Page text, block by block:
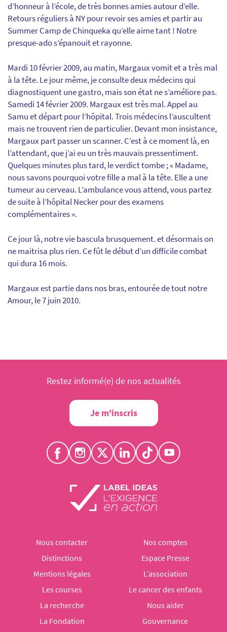
d’honneur à l’école, de très bonnes amies autour d’elle.
Retours réguliers à NY pour revoir ses amies et partir au
Summer Camp de Chinqueka qu’elle aime tant ! Notre
presque-ado s’épanouit et rayonne.
Mardi 10 février 2009, au matin, Margaux vomit et a très mal
à la tête. Le jour même, je consulte deux médecins qui
diagnostiquent une gastro, mais son état ne s’améliore pas.
Samedi 14 février 2009. Margaux est très mal. Appel au
Samu et départ pour l’hôpital. Trois médecins l’auscultent
mais ne trouvent rien de particulier. Devant mon insistance,
Margaux part passer un scanner. C’est à ce moment là, en
l’attendant, que j’ai eu un très mauvais pressentiment.
Quelques minutes plus tard, le verdict tombe ; « Madame,
nous savons pourquoi votre fille a mal à la tête. Elle a une
tumeur au cerveau. L’ambulance vous attend, vous partez
de suite à l’hôpital Necker pour des examens
complémentaires ».
Ce jour là, notre vie bascula brusquement. et désormais on
ne maitrisa plus rien. Ce fût le début d’un difficile combat
qui dura 16 mois.
Margaux est partie dans nos bras, entourée de tout notre
Amour, le 7 juin 2010.
Restez informé(e) de nos actualités
Je m'inscris
Nous contacter
Nos comptes
Distinctions
Espace Presse
Mentions légales
L’association
Les courses
Le cancer des enfants
La recherche
Nous aider
La Fondation
Gouvernance